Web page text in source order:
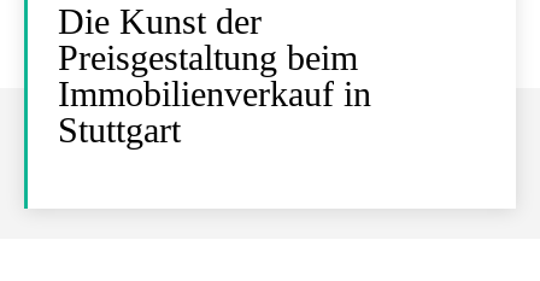
Die Kunst der
Preisgestaltung beim
Immobilienverkauf in
Stuttgart